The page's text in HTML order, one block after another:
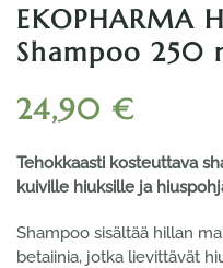
EKOPHARMA
Shampoo 250
24,90 €
Tehokkaasti kosteuttava
kuiville hiuksille ja
Shampoo sisältää hillan
betaiinia, jotka lievittävät